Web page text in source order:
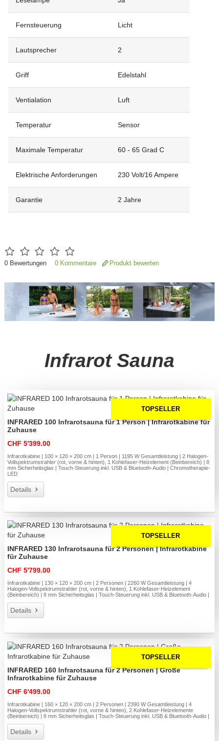
Fernsteuerung Licht
Lautsprecher 2
Griff Edelstahl
Ventialation Luft
Temperatur Sensor
Maximale Temperatur 60 - 65 Grad C
Elektrische Anforderungen 230 Volt/16 Ampere
Garantie 2 Jahre
0Bewertungen 0 Kommentare Produkt bewerten
Infrarot Sauna
TOPSELLER
INFRARED 100 Infrarotsauna für 1 Person | Infrarotkabine für
Zuhause
CHF 5'399.00
Infrarotkabine | 100 × 120 × 200 cm | 1 Person | 1195 W Gesamtleistung | 2 Halogen-
Vollspektrumstrahler (rot, vorne & hinten), 1 Kohlefaser-Heizelement (Beinbereich) | 8
mm Sicherheitsglas | Touch-Steuerung inkl. USB & Bluetooth-Audio | Chromotherapie-
LED
Details
TOPSELLER
INFRARED 130 Infrarotsauna für 2 Personen | Infrarotkabine
für Zuhause
CHF 5'799.00
Infrarotkabine | 130 × 120 × 200 cm | 2 Personen | 2260 W Gesamtleistung | 4
Halogen-Vollspektrumstrahler (rot, vorne & hinten), 1 Kohlefaser-Heizelement
(Beinbereich) | 8 mm Sicherheitsglas | Touch-Steuerung inkl. USB & Bluetooth-Audio |
Details
TOPSELLER
INFRARED 160 Infrarotsauna für 2 Personen | Große
Infrarotkabine für Zuhause
CHF 6'499.00
Infrarotkabine | 160 × 120 × 200 cm | 2 Personen | 2390 W Gesamtleistung | 4
Halogen-Vollspektrumstrahler (rot, vorne & hinten), 2 Kohlefaser-Heizelemente
(Beinbereich) | 8 mm Sicherheitsglas | Touch-Steuerung inkl. USB & Bluetooth-Audio |
Details